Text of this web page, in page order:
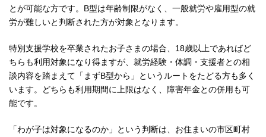
とが可能な方です。B型は年齢制限がなく、一般就労や雇用型の就
労が難しいと判断された方が対象となります。
特別支援学校を卒業されたお子さまの場合、18歳以上であればど
ちらも利用対象になり得ますが、就労経験・体調・支援者との相
談内容を踏まえて「まずB型から」というルートをたどる方も多く
います。どちらも利用期間に上限はなく、障害年金との併用も可
能です。
「わが子は対象になるのか」という判断は、お住まいの市区町村